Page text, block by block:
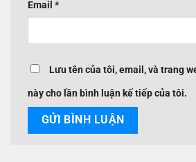
Email *
Lưu tên của tôi, email, và trang
này cho lần bình luận kế tiếp của tôi.